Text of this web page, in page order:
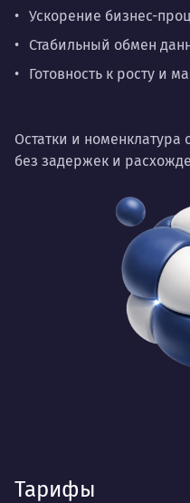
Ускорение бизнес-
Стабильный обмен
Готовность к росту и
Остатки и номенклатура
без задержек и
Тарифы